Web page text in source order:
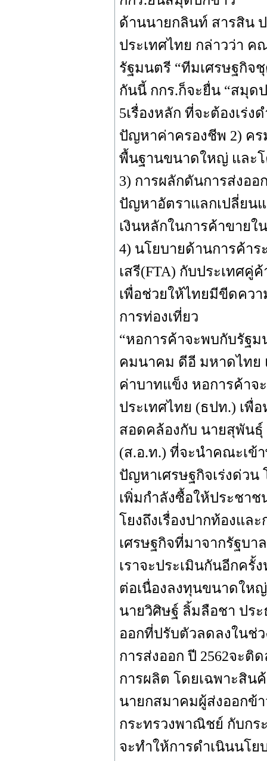
ด้านนายกลินท์ สารสิน
ประเทศไทย กล่าวว่า ค
รัฐมนตรี “ทีมเศรษฐกิจ
กันนี้ กกร.ก็จะยื่น “สมุด
5เรื่องหลัก ที่จะต้องเร่ง
ปัญหาค่าครองชีพ 2) คร
พื้นฐานขนาดใหญ่ และโ
3) การผลักดันการส่งอ
ปัญหาอัตราแลกเปลี่ยน
เงินหลักในการค้าขาย
4) นโยบายด้านการค้าร
เสรี(FTA) กับประเทศคู่
เพื่อช่วยให้ไทยมีขีดคว
การท่องเที่ยว
“หอการค้าจะพบกับรัฐ
คมนาคม ดีอี มหาดไทย
ค่าบาทแข็ง หอการค้าจ
ประเทศไทย (ธปท.) เพื่
สอดคล้องกับ นายสุพันธุ์
(ส.อ.ท.) ที่จะนำคณะเข้
ปัญหาเศรษฐกิจเร่งด่วน
เพิ่มกำลังซื้อให้ประชาช
โยงถึงเรื่องปากท้องแล
เศรษฐกิจที่มาจากรัฐบ
เราจะประเมินกันอีกครั้
ต่อเนื่องลงทุนขนาดใหญ่
นายวิศิษฐ์ ลิ้มลือชา ปร
ออกที่ปรับตัวลดลงในช่
การส่งออก ปี 2562จะติ
การผลิต โดยเฉพาะสิน
นายกสมาคมผู้ส่งออกข้
กระทรวงพาณิชย์ กับกร
จะทำให้การดำเนินนโย